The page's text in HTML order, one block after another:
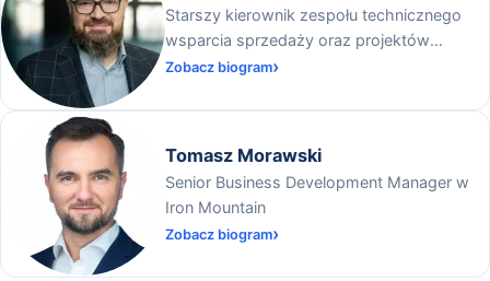
Starszy kierownik zespołu technicznego
wsparcia sprzedaży oraz projektów
wdrożeniowych, ekspert ds. cyfryzacji w
Zobacz biogram
Tomasz Morawski
Senior Business Development Manager w
Iron Mountain
Zobacz biogram